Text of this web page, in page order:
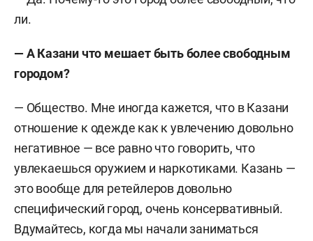
ли.
— А Казани что мешает быть более свободным
городом?
— Общество. Мне иногда кажется, что в Казани
отношение к одежде как к увлечению довольно
негативное — все равно что говорить, что
увлекаешься оружием и наркотиками. Казань —
это вообще для ретейлеров довольно
специфический город, очень консервативный.
Вдумайтесь, когда мы начали заниматься